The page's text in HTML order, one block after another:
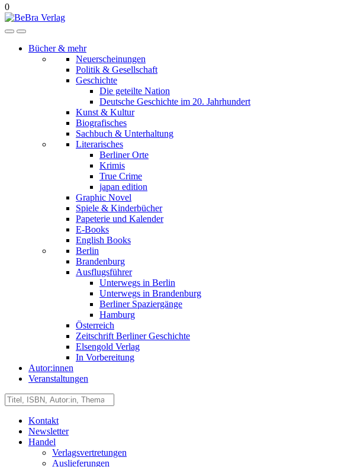
0
Bücher & mehr
Neuerscheinungen
Politik & Gesellschaft
Geschichte
Die geteilte Nation
Deutsche Geschichte im 20. Jahrhundert
Kunst & Kultur
Biografisches
Sachbuch & Unterhaltung
Literarisches
Berliner Orte
Krimis
True Crime
japan edition
Graphic Novel
Spiele & Kinderbücher
Papeterie und Kalender
E-Books
English Books
Berlin
Brandenburg
Ausflugsführer
Unterwegs in Berlin
Unterwegs in Brandenburg
Berliner Spaziergänge
Hamburg
Österreich
Zeitschrift Berliner Geschichte
Elsengold Verlag
In Vorbereitung
Autor:innen
Veranstaltungen
Kontakt
Newsletter
Handel
Verlagsvertretungen
Auslieferungen